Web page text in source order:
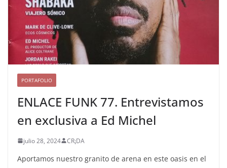
PORTAFOLIO
ENLACE FUNK 77. Entrevistamos
en exclusiva a Ed Michel
julio 28, 2024 CR¡DA
Aportamos nuestro granito de arena en este oasis en el